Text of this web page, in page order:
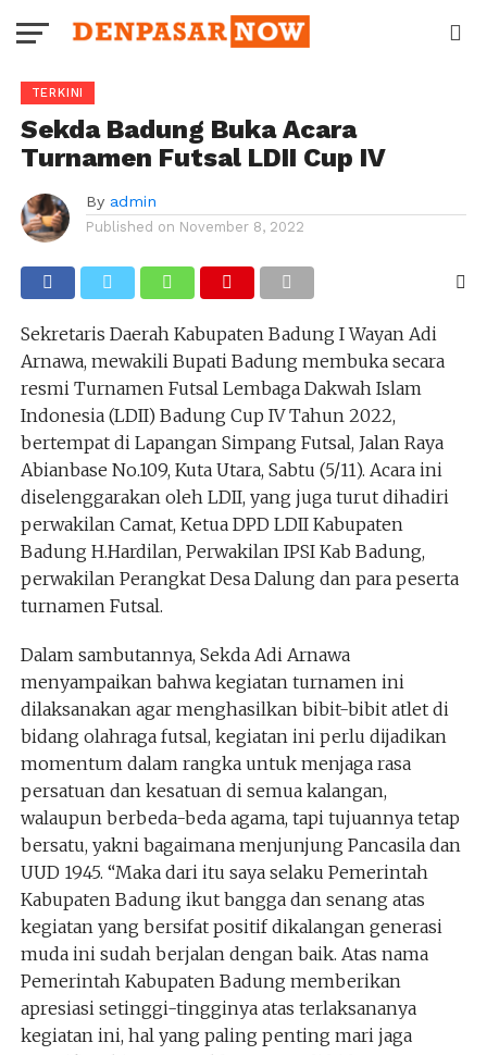
TERKINI
Sekda Badung Buka Acara
Turnamen Futsal LDII Cup IV
By admin
Published on November 8, 2022
Sekretaris Daerah Kabupaten Badung I Wayan Adi
Arnawa, mewakili Bupati Badung membuka secara
resmi Turnamen Futsal Lembaga Dakwah Islam
Indonesia (LDII) Badung Cup IV Tahun 2022,
bertempat di Lapangan Simpang Futsal, Jalan Raya
Abianbase No.109, Kuta Utara, Sabtu (5/11). Acara ini
diselenggarakan oleh LDII, yang juga turut dihadiri
perwakilan Camat, Ketua DPD LDII Kabupaten
Badung H.Hardilan, Perwakilan IPSI Kab Badung,
perwakilan Perangkat Desa Dalung dan para peserta
turnamen Futsal.
Dalam sambutannya, Sekda Adi Arnawa
menyampaikan bahwa kegiatan turnamen ini
dilaksanakan agar menghasilkan bibit-bibit atlet di
bidang olahraga futsal, kegiatan ini perlu dijadikan
momentum dalam rangka untuk menjaga rasa
persatuan dan kesatuan di semua kalangan,
walaupun berbeda-beda agama, tapi tujuannya tetap
bersatu, yakni bagaimana menjunjung Pancasila dan
UUD 1945. “Maka dari itu saya selaku Pemerintah
Kabupaten Badung ikut bangga dan senang atas
kegiatan yang bersifat positif dikalangan generasi
muda ini sudah berjalan dengan baik. Atas nama
Pemerintah Kabupaten Badung memberikan
apresiasi setinggi-tingginya atas terlaksananya
kegiatan ini, hal yang paling penting mari jaga